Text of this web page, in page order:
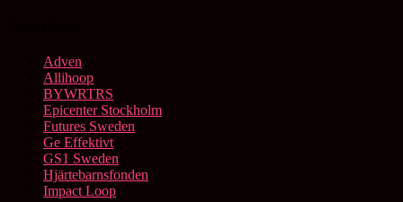
Adven
Allihoop
BYWRTRS
Epicenter Stockholm
Futures Sweden
Ge Effektivt
GS1 Sweden
Hjärtebarnsfonden
Impact Loop